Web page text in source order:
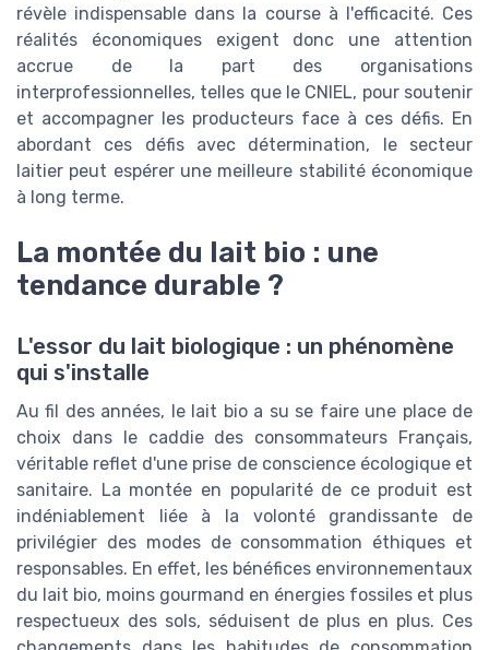
révèle indispensable dans la course à l'efficacité. Ces
réalités économiques exigent donc une attention
accrue de la part des organisations
interprofessionnelles, telles que le CNIEL, pour soutenir
et accompagner les producteurs face à ces défis. En
abordant ces défis avec détermination, le secteur
laitier peut espérer une meilleure stabilité économique
à long terme.
La montée du lait bio : une
tendance durable ?
L'essor du lait biologique : un phénomène
qui s'installe
Au fil des années, le lait bio a su se faire une place de
choix dans le caddie des consommateurs Français,
véritable reflet d'une prise de conscience écologique et
sanitaire. La montée en popularité de ce produit est
indéniablement liée à la volonté grandissante de
privilégier des modes de consommation éthiques et
responsables. En effet, les bénéfices environnementaux
du lait bio, moins gourmand en énergies fossiles et plus
respectueux des sols, séduisent de plus en plus. Ces